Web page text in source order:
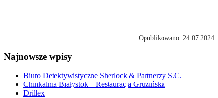
Opublikowano: 24.07.2024
Najnowsze wpisy
Biuro Detektywistyczne Sherlock & Partnerzy S.C.
Chinkalnia Białystok – Restauracja Gruzińska
Drillex